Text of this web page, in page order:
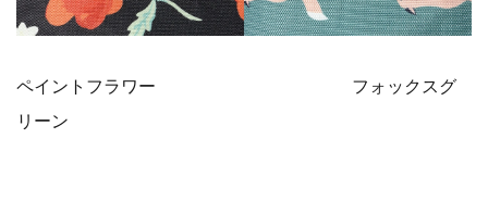
ペイントフラワー フォックスグ
リーン